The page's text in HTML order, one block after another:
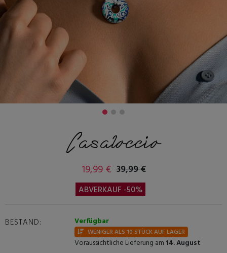
Casaloccio
19,99 € 39,99 €
ABVERKAUF -50%
BESTAND: Verfügbar
WENIGER ALS 10 STÜCK AUF LAGER
Voraussichtliche Lieferung am 14. August